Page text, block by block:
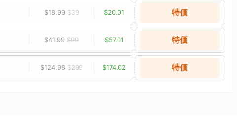
$18.99 $39 $20.01 特価
$41.99$99 $57.01 特価
$124.98 $299 $174.02 特価